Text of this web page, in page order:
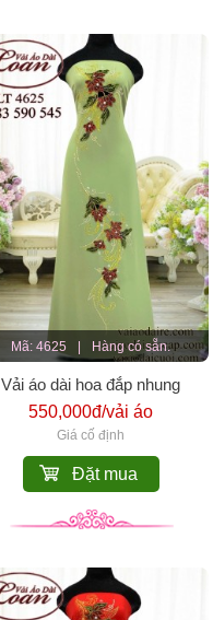
Mã: 4625 | Hàng có sẵn.
Vải áo dài hoa đắp nhung
550,000đ/vải áo
Giá cố định
Đặt mua